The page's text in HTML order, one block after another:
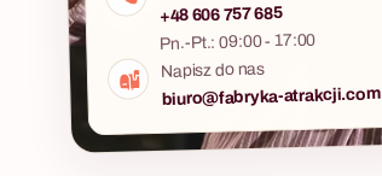
+48 606 757 685
Pn.-Pt.: 09:00 - 17:00
Napisz do nas
biuro@fabryka-atrakcji.com